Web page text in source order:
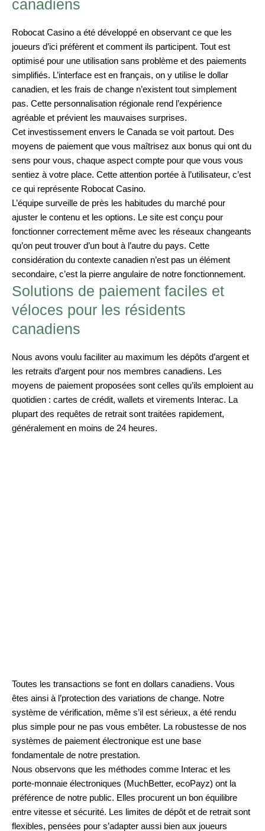
canadiens
Robocat Casino a été développé en observant ce que les
joueurs d’ici préfèrent et comment ils participent. Tout est
optimisé pour une utilisation sans problème et des paiements
simplifiés. L’interface est en français, on y utilise le dollar
canadien, et les frais de change n’existent tout simplement
pas. Cette personnalisation régionale rend l’expérience
agréable et prévient les mauvaises surprises.
Cet investissement envers le Canada se voit partout. Des
moyens de paiement que vous maîtrisez aux bonus qui ont du
sens pour vous, chaque aspect compte pour que vous vous
sentiez à votre place. Cette attention portée à l’utilisateur, c’est
ce qui représente Robocat Casino.
L’équipe surveille de près les habitudes du marché pour
ajuster le contenu et les options. Le site est conçu pour
fonctionner correctement même avec les réseaux changeants
qu’on peut trouver d’un bout à l’autre du pays. Cette
considération du contexte canadien n’est pas un élément
secondaire, c’est la pierre angulaire de notre fonctionnement.
Solutions de paiement faciles et
véloces pour les résidents
canadiens
Nous avons voulu faciliter au maximum les dépôts d’argent et
les retraits d’argent pour nos membres canadiens. Les
moyens de paiement proposées sont celles qu’ils emploient au
quotidien : cartes de crédit, wallets et virements Interac. La
plupart des requêtes de retrait sont traitées rapidement,
généralement en moins de 24 heures.
Toutes les transactions se font en dollars canadiens. Vous
êtes ainsi à l’protection des variations de change. Notre
système de vérification, même s’il est sérieux, a été rendu
plus simple pour ne pas vous embêter. La robustesse de nos
systèmes de paiement électronique est une base
fondamentale de notre prestation.
Nous observons que les méthodes comme Interac et les
porte-monnaie électroniques (MuchBetter, ecoPayz) ont la
préférence de notre public. Elles procurent un bon équilibre
entre vitesse et sécurité. Les limites de dépôt et de retrait sont
flexibles, pensées pour s’adapter aussi bien aux joueurs